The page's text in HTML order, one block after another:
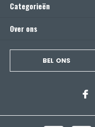
Categorieën
Over ons
BEL ONS